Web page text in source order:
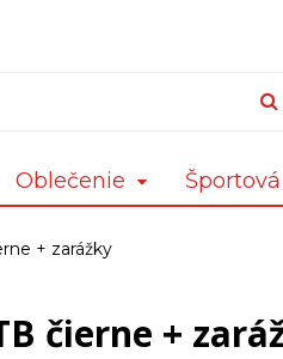
Oblečenie
+ zarážky
čierne +